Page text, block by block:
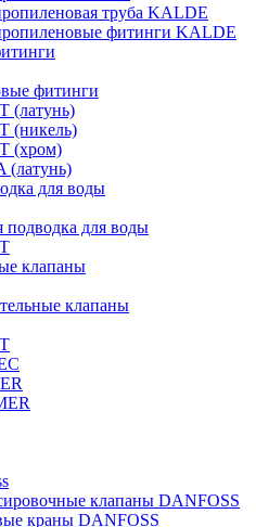
труба KALDE
фитинги KALDE
фитинги
(латунь)
(никель)
(хром)
(латунь)
для воды
подводка для воды
клапаны
клапаны
клапаны DANFOSS
краны DANFOSS